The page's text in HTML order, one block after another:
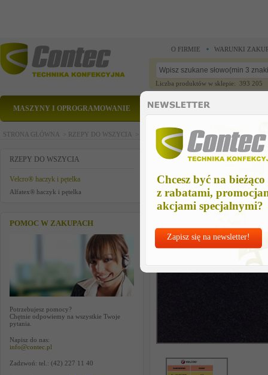
Chcesz być na bieżąco
z rabatami,
akcjami specjalnymi?
Zapisz się na newsletter!
O FIRMIE WARUNKI
Liczba produktów w sklepie: 393 205
MASZYNY I OPROGRAMOWANIE CZĘŚCI ZAMIENNE
STRONA GŁÓWNA > RZEPY DO WSZYCIA > Velcro® haczyk i pętelka > Velcro® 38 mm
RZEPY DO WSZYCIA
Velcro® haczyk i pętelka
Alfatex® haczyk i pętelka
POMOC W ZAKUPACH
Potrzebujesz pomocy?
Chętnie odpowiemy na wszystkie Twoje
pytania.
Napisz do nas:
info@contec.pl
Zadzwoń: tel.: (42) 227 11 40
Velcro® 38 mm HACZYK /